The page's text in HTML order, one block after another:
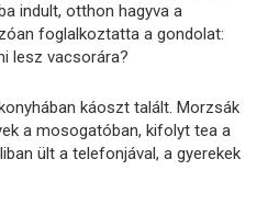
indult, otthon hagyva a
foglalkoztatta a gondolat:
lesz vacsorára?
káoszt talált. Morzsák
a mosogatóban, kifolyt tea a
ült a telefonjával, a gyerekek